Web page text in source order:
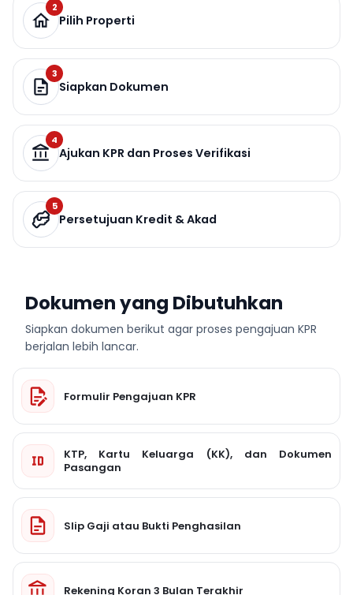
2
Pilih Properti
3
Siapkan Dokumen
4
Ajukan KPR dan Proses Verifikasi
5
Persetujuan Kredit & Akad
Dokumen yang Dibutuhkan
Siapkan dokumen berikut agar proses pengajuan KPR
berjalan lebih lancar.
Formulir Pengajuan KPR
KTP, Kartu Keluarga (KK), dan Dokumen
Pasangan
Slip Gaji atau Bukti Penghasilan
Rekening Koran 3 Bulan Terakhir